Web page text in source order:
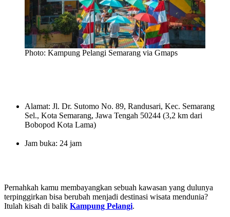
Photo: Kampung Pelangi Semarang via Gmaps
Alamat: Jl. Dr. Sutomo No. 89, Randusari, Kec. Semarang
Sel., Kota Semarang, Jawa Tengah 50244 (3,2 km dari
Bobopod Kota Lama)
Jam buka: 24 jam
Pernahkah kamu membayangkan sebuah kawasan yang dulunya
terpinggirkan bisa berubah menjadi destinasi wisata mendunia?
Itulah kisah di balik Kampung Pelangi.